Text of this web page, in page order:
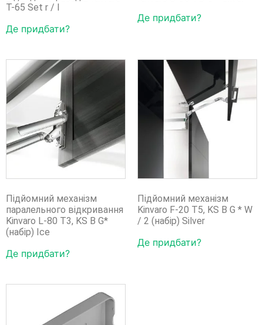
T-65 Set r / l
Де придбати?
Де придбати?
Підйомний механізм
паралельного відкривання
Kinvaro L-80 T3, KS B G*
(набір) Ice
Де придбати?
Підйомний механізм
Kinvaro F-20 T5, KS B G * W
/ 2 (набір) Silver
Де придбати?